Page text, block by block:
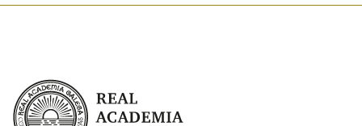
Real Academia Galega